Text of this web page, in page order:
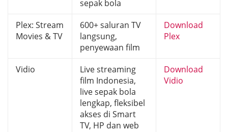
sepak bola
Plex: Stream
Movies & TV
600+ saluran TV
langsung,
penyewaan film
Download
Plex
Vidio
Live streaming
film Indonesia,
live sepak bola
lengkap, fleksibel
akses di Smart
TV, HP dan web
Download
Vidio